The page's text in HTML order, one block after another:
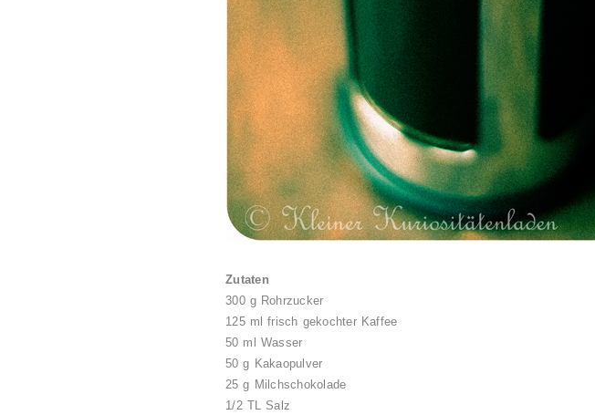
Zutaten
300 g Rohrzucker
125 ml frisch gekochter Kaffee
50 ml Wasser
50 g Kakaopulver
25 g Milchschokolade
1/2 TL Salz